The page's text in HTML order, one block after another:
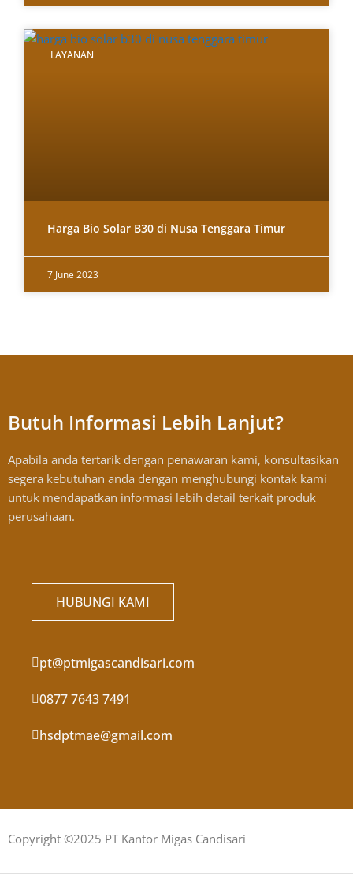
LAYANAN
Harga Bio Solar B30 di Nusa Tenggara Timur
7 June 2023
Butuh Informasi Lebih Lanjut?
Apabila anda tertarik dengan penawaran kami, konsultasikan
segera kebutuhan anda dengan menghubungi kontak kami
untuk mendapatkan informasi lebih detail terkait produk
perusahaan.
HUBUNGI KAMI
pt@ptmigascandisari.com
0877 7643 7491
hsdptmae@gmail.com
Copyright ©2025 PT Kantor Migas Candisari